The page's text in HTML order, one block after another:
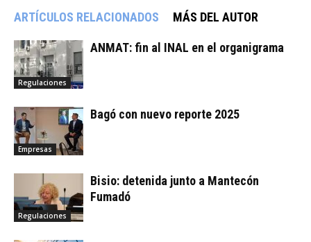
ARTÍCULOS RELACIONADOS MÁS DEL AUTOR
Regulaciones
ANMAT: fin al INAL en el organigrama
Empresas
Bagó con nuevo reporte 2025
Regulaciones
Bisio: detenida junto a Mantecón
Fumadó